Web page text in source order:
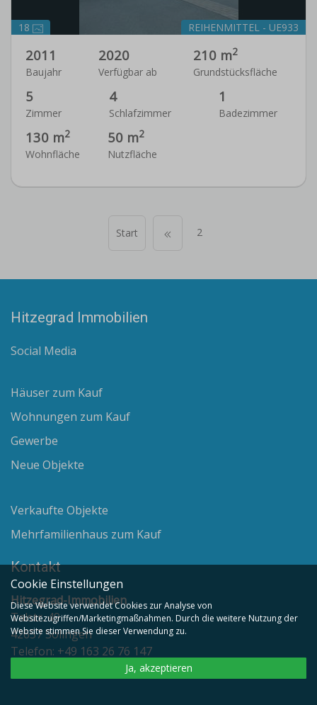
18 REIHENMITTEL - UE933
2011
Baujahr
2020
Verfügbar ab
210 m2
Grundstücksfläche
5
Zimmer
4
Schlafzimmer
1
Badezimmer
130 m2
Wohnfläche
50 m2
Nutzfläche
Start 2
Hitzegrad Immobilien
Social Media
Häuser zum Kauf
Wohnungen zum Kauf
Gewerbe
Neue Objekte
Verkaufte Objekte
Mehrfamilienhaus zum Kauf
Kontakt
Hitzegrad-Immobilien
Talstr. 49
42657 Solingen
Telefon: +49 163 26 76 147
info@hitzegrad-immobilien.de
Cookie Einstellungen
Diese Website verwendet Cookies zur Analyse von
Websitezugriffen/Marketingmaßnahmen. Durch die weitere Nutzung der
Website stimmen Sie dieser Verwendung zu.
Ja, akzeptieren